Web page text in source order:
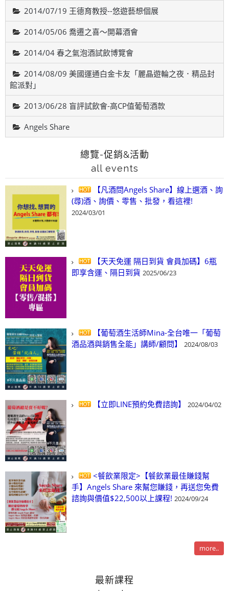
2014/07/19 王德育教授--悠遊藝想個展
2014/05/06 喬遷之喜～開幕酒會
2014/04 春之氣泡酒試飲博覽會
2014/08/09 美國運通白金卡友「麗晶遊輪之夜．精品封
館派對」
2013/06/28 盲評試飲會-高CP值葡萄酒款
Angels Share
總覽-促銷&活動
all events
【凡酒問Angels Share】線上選酒、詢
(尋)酒、詢價、零售、批發，看這裡!
2024/03/01
【天天免運 隔日到貨 會員加碼】6瓶
即享含運、隔日到貨 2025/06/23
【葡萄酒生活師Mina-全台唯一「葡萄
酒品酒與銷售全能」講師/顧問】
2024/08/03
【立即LINE預約免費諮詢】 2024/04/02
<餐飲業限定>【餐飲業最佳賺錢幫
手】Angels Share 來幫您賺錢，再送您免費
諮詢與價值$22,500以上課程! 2024/09/24
more..
最新課程